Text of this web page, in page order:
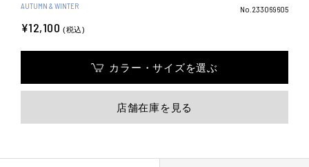
AUTUMN & WINTER No.233069605
¥12,100 (税込)
カラー・サイズを選ぶ
店舗在庫を見る